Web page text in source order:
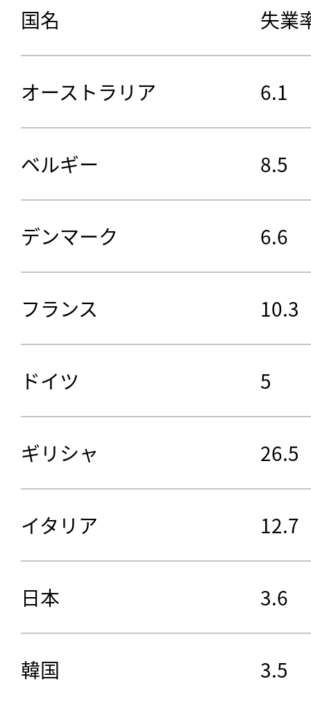
国名 失業
オーストラリア 6.1
ベルギー 8.5
デンマーク 6.6
フランス 10.3
ドイツ 5
ギリシャ 26.5
イタリア 12.7
日本 3.6
韓国 3.5